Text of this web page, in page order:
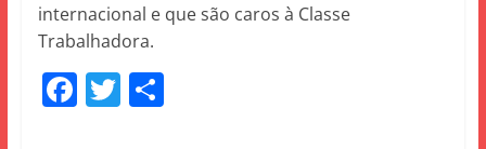
internacional e que são caros à Classe
Trabalhadora.
F T S